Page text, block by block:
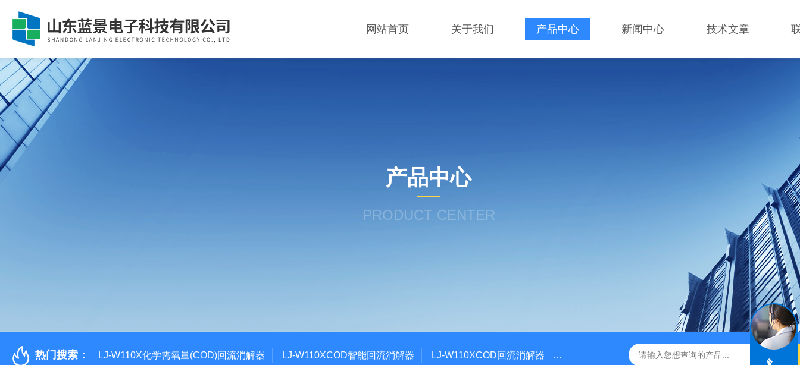
网站首页 关于我们 产品中心 新闻中心 技术文章
产品中心
PRODUCT CENTER
热门搜索： LJ-W110X化学需氧量(COD)回流消解器 LJ-W110XCOD智能回流消解器 LJ-W110XCOD回流消解器 LJ-W110X标准COD消解器 LJ-W110XCOD消解器